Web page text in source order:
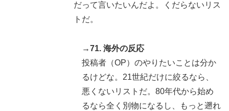
だって言いたいんだよ。くだらないリス
トだ。
→71. 海外の反応
投稿者（OP）のやりたいことは分か
るけどな。21世紀だけに絞るなら、
悪くないリストだ。80年代から始め
るなら全く別物になるし、もっと遡れ